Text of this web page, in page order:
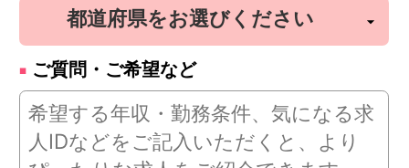
ご質問・ご希望など